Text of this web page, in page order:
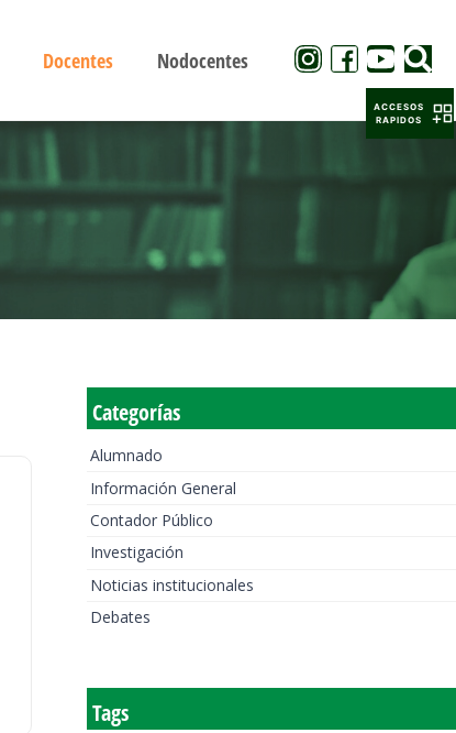
Docentes Nodocentes
Categorías
Alumnado
Información General
Contador Público
Investigación
Noticias institucionales
Debates
Tags
ACCESOS
RAPIDOS